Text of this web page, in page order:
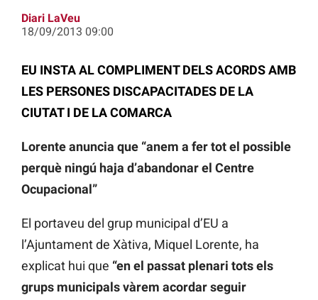
Diari LaVeu
18/09/2013 09:00
EU INSTA AL COMPLIMENT DELS ACORDS AMB
LES PERSONES DISCAPACITADES DE LA
CIUTAT I DE LA COMARCA
Lorente anuncia que “anem a fer tot el possible
perquè ningú haja d’abandonar el Centre
Ocupacional”
El portaveu del grup municipal d’EU a
l’Ajuntament de Xàtiva, Miquel Lorente, ha
explicat hui que “en el passat plenari tots els
grups municipals vàrem acordar seguir